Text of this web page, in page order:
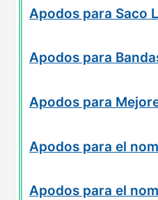
Apodos para Saco
Apodos para
Apodos para
Apodos para el
Apodos para el